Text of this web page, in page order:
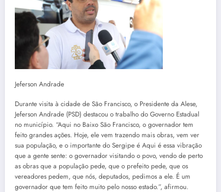
Jeferson Andrade
Durante visita à cidade de São Francisco, o Presidente da Alese,
Jeferson Andrade (PSD) destacou o trabalho do Governo Estadual
no município. “Aqui no Baixo São Francisco, o governador tem
feito grandes ações. Hoje, ele vem trazendo mais obras, vem ver
sua população, e o importante do Sergipe é Aqui é essa vibração
que a gente sente: o governador visitando o povo, vendo de perto
as obras que a população pede, que o prefeito pede, que os
vereadores pedem, que nós, deputados, pedimos a ele. É um
governador que tem feito muito pelo nosso estado.”, afirmou.